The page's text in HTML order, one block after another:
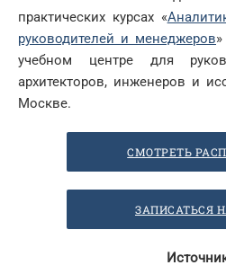
практических курсах «
руководителей и менеджеров
учебном центре для
архитекторов, инженеров и
Москве.
СМОТРЕТЬ
ЗАПИСАТЬСЯ